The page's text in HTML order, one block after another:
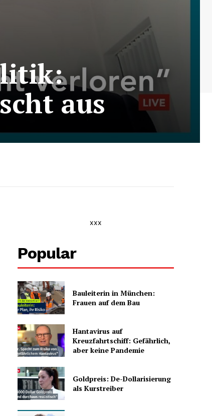
aus
xxx
Popular
Bauleiterin in München:
Frauen auf dem Bau
Hantavirus auf
Kreuzfahrtschiff: Gefährlich,
aber keine Pandemie
Goldpreis: De-Dollarisierung
als Kurstreiber